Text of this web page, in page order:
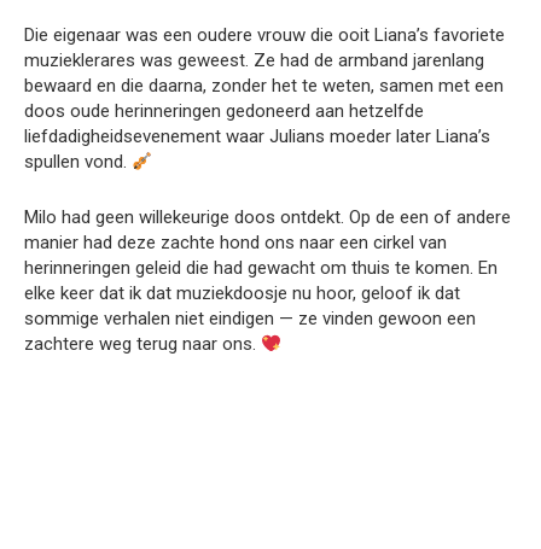
Die eigenaar was een oudere vrouw die ooit Liana’s favoriete
muzieklerares was geweest. Ze had de armband jarenlang
bewaard en die daarna, zonder het te weten, samen met een
doos oude herinneringen gedoneerd aan hetzelfde
liefdadigheidsevenement waar Julians moeder later Liana’s
spullen vond.
Milo had geen willekeurige doos ontdekt. Op de een of andere
manier had deze zachte hond ons naar een cirkel van
herinneringen geleid die had gewacht om thuis te komen. En
elke keer dat ik dat muziekdoosje nu hoor, geloof ik dat
sommige verhalen niet eindigen — ze vinden gewoon een
zachtere weg terug naar ons.